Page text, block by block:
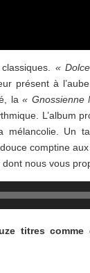
«
présent à
la« Gnossienne
L’album
mélancolie. Un
comptine
nous vous
titres